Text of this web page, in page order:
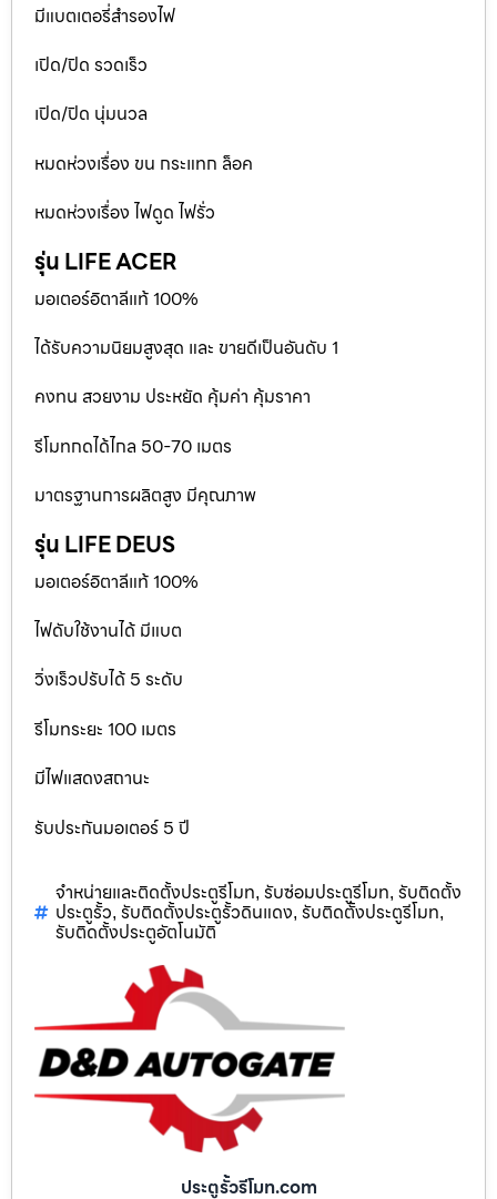
มีแบตเตอรี่สำรองไฟ
เปิด/ปิด รวดเร็ว
เปิด/ปิด นุ่มนวล
หมดห่วงเรื่อง ขน กระแทก ล็อค
หมดห่วงเรื่อง ไฟดูด ไฟรั่ว
รุ่น LIFE ACER
มอเตอร์อิตาลีแท้ 100%
ได้รับความนิยมสูงสุด และ ขายดีเป็นอันดับ 1
คงทน สวยงาม ประหยัด คุ้มค่า คุ้มราคา
รีโมทกดได้ไกล 50-70 เมตร
มาตรฐานการผลิตสูง มีคุณภาพ
รุ่น LIFE DEUS
มอเตอร์อิตาลีแท้ 100%
ไฟดับใช้งานได้ มีแบต
วิ่งเร็วปรับได้ 5 ระดับ
รีโมทระยะ 100 เมตร
มีไฟแสดงสถานะ
รับประกันมอเตอร์ 5 ปี
จำหน่ายและติดตั้งประตูรีโมท, รับซ่อมประตูรีโมท, รับติดตั้ง
ประตูรั้ว, รับติดตั้งประตูรั้วดินแดง, รับติดตั้งประตูรีโมท,
รับติดตั้งประตูอัตโนมัติ
ประตูรั้วรีโมท.com